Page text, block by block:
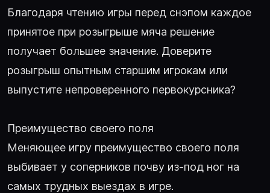
Благодаря чтению игры перед снэпом каждое
принятое при розыгрыше мяча решение
получает большее значение. Доверите
розыгрыш опытным старшим игрокам или
выпустите непроверенного первокурсника?
Преимущество своего поля
Меняющее игру преимущество своего поля
выбивает у соперников почву из-под ног на
самых трудных выездах в игре.